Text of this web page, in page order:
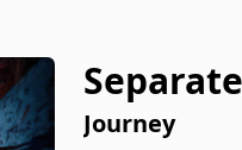
y Tracks
Journey